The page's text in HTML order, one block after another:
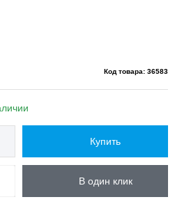
Код товара: 36583
Купить
В один клик